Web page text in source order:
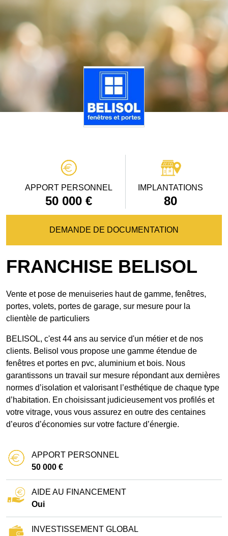
APPORT PERSONNEL
50 000 €
IMPLANTATIONS
80
DEMANDE DE DOCUMENTATION
FRANCHISE BELISOL
Vente et pose de menuiseries haut de gamme, fenêtres,
portes, volets, portes de garage, sur mesure pour la
clientèle de particuliers
BELISOL, c'est 44 ans au service d'un métier et de nos
clients. Belisol vous propose une gamme étendue de
fenêtres et portes en pvc, aluminium et bois. Nous
garantissons un travail sur mesure répondant aux dernières
normes d’isolation et valorisant l’esthétique de chaque type
d’habitation. En choisissant judicieusement vos profilés et
votre vitrage, vous vous assurez en outre des centaines
d’euros d’économies sur votre facture d’énergie.
APPORT PERSONNEL
50 000 €
AIDE AU FINANCEMENT
Oui
INVESTISSEMENT GLOBAL